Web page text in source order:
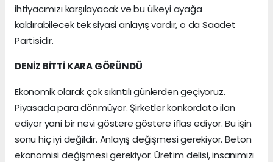
ihtiyacımızı karşılayacak ve bu ülkeyi ayağa
kaldırabilecek tek siyasi anlayış vardır, o da Saadet
Partisidir.
DENİZ BİTTİ KARA GÖRÜNDÜ
Ekonomik olarak çok sıkıntılı günlerden geçiyoruz.
Piyasada para dönmüyor. Şirketler konkordato ilan
ediyor yani bir nevi göstere göstere iflas ediyor. Bu işin
sonu hiç iyi değildir. Anlayış değişmesi gerekiyor. Beton
ekonomisi değişmesi gerekiyor. Üretim delisi, insanımızı